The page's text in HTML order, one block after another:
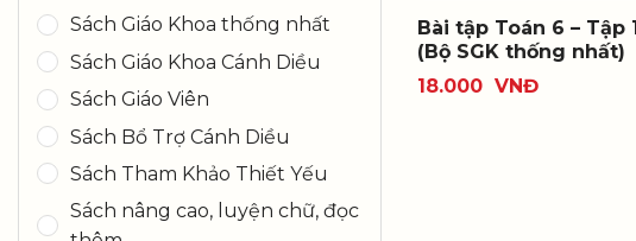
Sách Giáo Khoa thống nhất
Sách Giáo Khoa Cánh Diều
Sách Giáo Viên
Sách Bổ Trợ Cánh Diều
Sách Tham Khảo Thiết Yếu
Sách nâng cao, luyện chữ, đọc
Bài tập Toán 6 – Tập 1
(Bộ SGK thống nhất)
18.000 VNĐ